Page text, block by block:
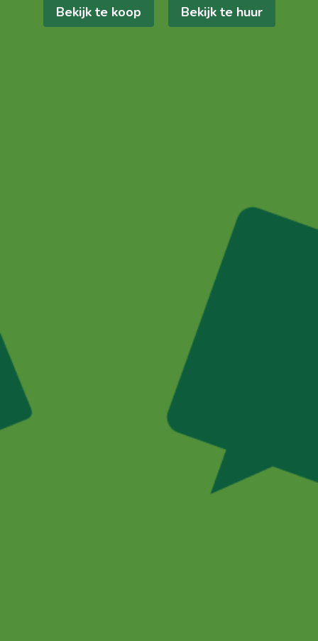
Bekijk te koop Bekijk te huur